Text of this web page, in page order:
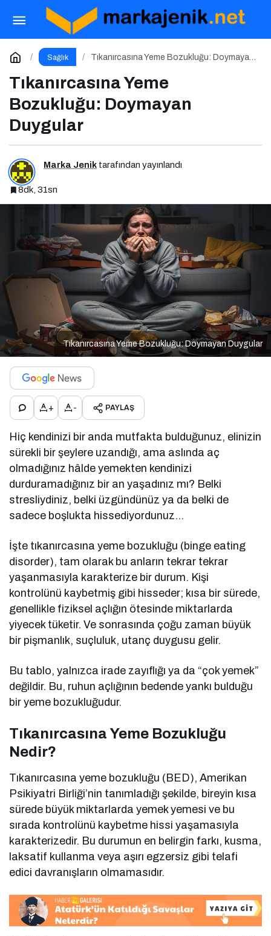
Sağlık
Tıkanırcasına Yeme Bozukluğu: Doymayan
Tıkanırcasına Yeme
Bozukluğu: Doymayan
Duygular
Marka Jenik tarafından yayınlandı
8dk, 31sn
Tıkanırcasına Yeme Bozukluğu: Doymayan Duygular
+ - PAYLAŞ
Hiç kendinizi bir anda mutfakta bulduğunuz, elinizin
sürekli bir şeylere uzandığı, ama aslında aç
olmadığınız hâlde yemekten kendinizi
durduramadığınız bir an yaşadınız mı? Belki
stresliydiniz, belki üzgündünüz ya da belki de
sadece boşlukta hissediyordunuz…
İşte tıkanırcasına yeme bozukluğu (binge eating
disorder), tam olarak bu anların tekrar tekrar
yaşanmasıyla karakterize bir durum. Kişi
kontrolünü kaybetmiş gibi hisseder; kısa bir sürede,
genellikle fiziksel açlığın ötesinde miktarlarda
yiyecek tüketir. Ve sonrasında çoğu zaman büyük
bir pişmanlık, suçluluk, utanç duygusu gelir.
Bu tablo, yalnızca irade zayıflığı ya da “çok yemek”
değildir. Bu, ruhun açlığının bedende yankı bulduğu
bir yeme bozukluğudur.
Tıkanırcasına Yeme Bozukluğu
Nedir?
Tıkanırcasına yeme bozukluğu (BED), Amerikan
Psikiyatri Birliği’nin tanımladığı şekilde, bireyin kısa
sürede büyük miktarlarda yemek yemesi ve bu
sırada kontrolünü kaybetme hissi yaşamasıyla
karakterizedir. Bu durumun en belirgin farkı, kusma,
laksatif kullanma veya aşırı egzersiz gibi telafi
edici davranışların olmamasıdır.
Bulimia Nervoza ile Savaşmak
Yorum Yap